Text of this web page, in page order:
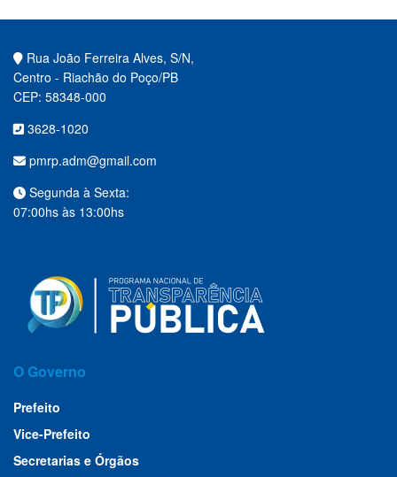
Rua João Ferreira Alves, S/N,
Centro - Riachão do Poço/PB
CEP: 58348-000
3628-1020
pmrp.adm@gmail.com
Segunda à Sexta:
07:00hs às 13:00hs
O Governo
Prefeito
Vice-Prefeito
Secretarias e Órgãos